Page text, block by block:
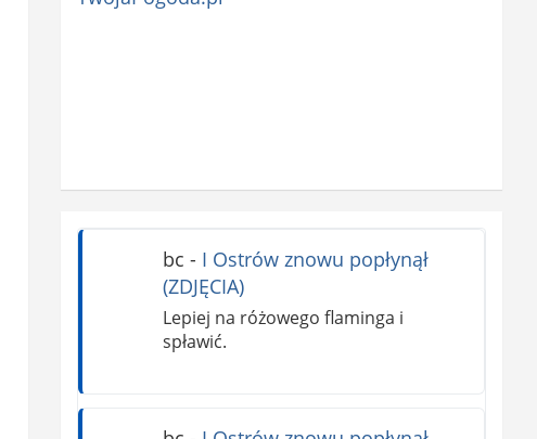
bc - I Ostrów znowu popłynął
(ZDJĘCIA)
Lepiej na różowego flaminga i
spławić.